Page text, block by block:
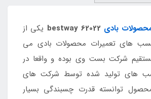
بادی
یکی از
های تعمیرات محصولات بادی می
شرکت بست وی بوده و واقعا در
های تولید شده توسط شرکت های
توانسته قدرت چسبندگی بسیار